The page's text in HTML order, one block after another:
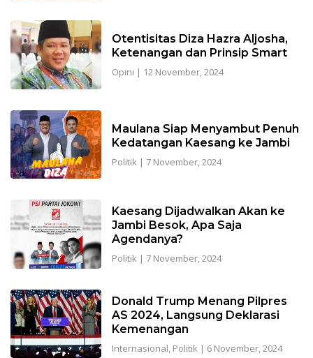
Otentisitas Diza Hazra Aljosha,
Ketenangan dan Prinsip Smart
Opini | 12 November, 2024
Maulana Siap Menyambut Penuh
Kedatangan Kaesang ke Jambi
Politik | 7 November, 2024
Kaesang Dijadwalkan Akan ke
Jambi Besok, Apa Saja
Agendanya?
Politik | 7 November, 2024
Donald Trump Menang Pilpres
AS 2024, Langsung Deklarasi
Kemenangan
Internasional, Politik | 6 November, 2024